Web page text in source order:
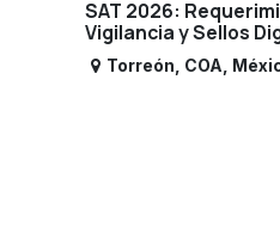
SAT 2026:
Vigilancia y Sellos
Torreón COA